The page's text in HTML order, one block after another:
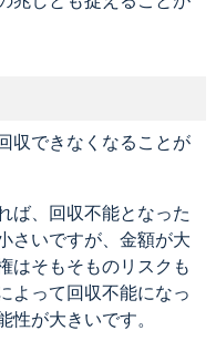
収できなくなることが
ば、回収不能となった
さいですが、金額が大
はそもそものリスクも
よって回収不能になっ
性が大きいです。